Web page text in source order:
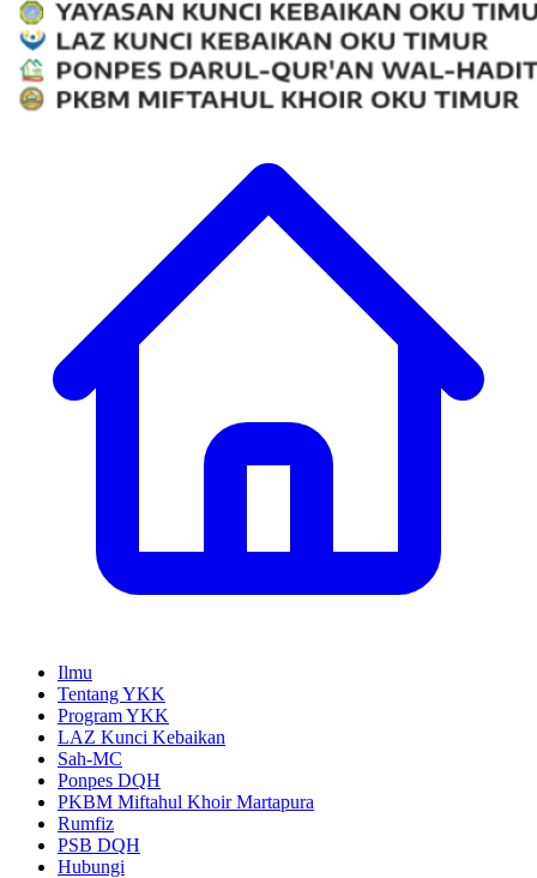
Ilmu
Tentang YKK
Program YKK
LAZ Kunci Kebaikan
Sah-MC
Ponpes DQH
PKBM Miftahul Khoir Martapura
Rumfiz
PSB DQH
Hubungi